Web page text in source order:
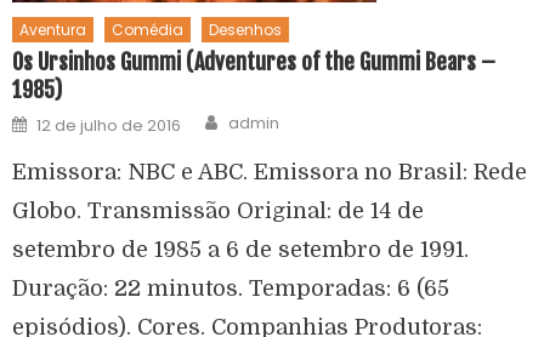
Aventura Comédia Desenhos
Os Ursinhos Gummi (Adventures of the Gummi Bears –
1985)
12 de julho de 2016 admin
Emissora: NBC e ABC. Emissora no Brasil: Rede
Globo. Transmissão Original: de 14 de
setembro de 1985 a 6 de setembro de 1991.
Duração: 22 minutos. Temporadas: 6 (65
episódios). Cores. Companhias Produtoras: